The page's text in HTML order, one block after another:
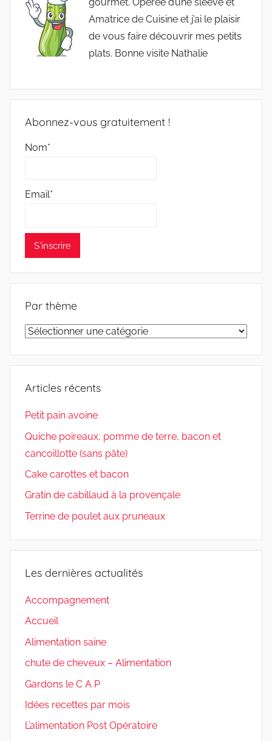
Amatrice de Cuisine et j’ai le plaisir
de vous faire découvrir mes petits
plats. Bonne visite Nathalie
Abonnez-vous gratuitement !
Nom*
Email*
Par thème
Par
Articles récents
Petit pain avoine
Quiche poireaux, pomme de terre, bacon et
cancoillotte (sans pâte)
Cake carottes et bacon
Gratin de cabillaud à la provençale
Terrine de poulet aux pruneaux
Les dernières actualités
Accompagnement
Accueil
Alimentation saine
chute de cheveux – Alimentation
Gardons le C A P
Idées recettes par mois
L’alimentation Post Opératoire